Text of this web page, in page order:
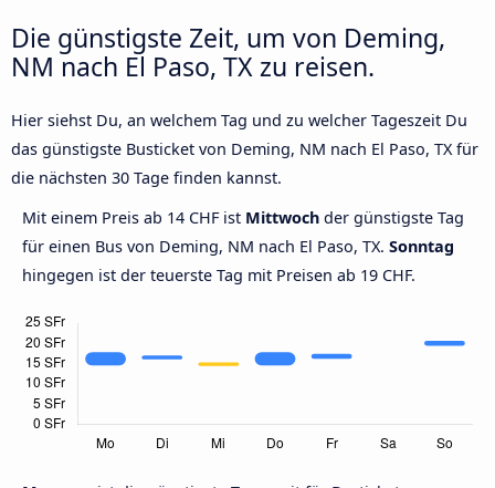
Die günstigste Zeit, um von Deming,
NM nach El Paso, TX zu reisen.
Hier siehst Du, an welchem Tag und zu welcher Tageszeit Du
das günstigste Busticket von Deming, NM nach El Paso, TX für
die nächsten 30 Tage finden kannst.
Mit einem Preis ab 14 CHF ist Mittwoch der günstigste Tag
für einen Bus von Deming, NM nach El Paso, TX. Sonntag
hingegen ist der teuerste Tag mit Preisen ab 19 CHF.